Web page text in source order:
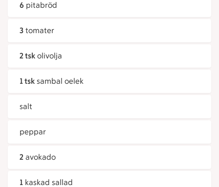
6 pitabröd
3 tomater
2 tsk olivolja
1 tsk sambal oelek
salt
peppar
2 avokado
1 kaskad sallad